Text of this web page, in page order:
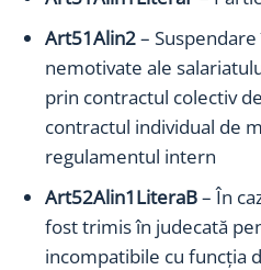
Art51Alin2–
nemotivate ale
prin contractul colectiv
contractul individual de
regulamentul intern
Art52Alin1LiteraB– În
fost trimis în judecată
incompatibile cu funcţia